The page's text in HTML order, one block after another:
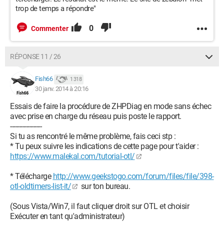
trop de temps a répondre"
Commenter 0
RÉPONSE 11 / 26
Fish66 1 318
30 janv. 2014 à 20:16
Essais de faire la procédure de ZHPDiag en mode sans échec
avec prise en charge du réseau puis poste le rapport.
------------------
Si tu as rencontré le même problème, fais ceci stp :
* Tu peux suivre les indications de cette page pour t'aider :
https://www.malekal.com/tutorial-otl/
* Télécharge http://www.geekstogo.com/forum/files/file/398-
otl-oldtimers-list-it/
sur ton bureau.
(Sous Vista/Win7, il faut cliquer droit sur OTL et choisir
Exécuter en tant qu'administrateur)